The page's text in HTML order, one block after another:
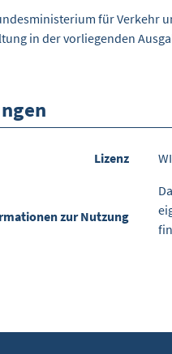
für Verkehr
in der vorliegenden
Lizenz
zur Nutzung